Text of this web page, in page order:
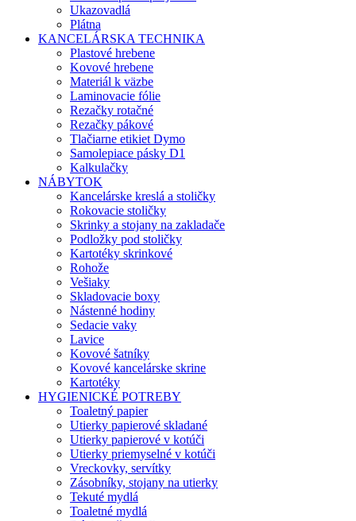
Ukazovadlá
Plátna
KANCELÁRSKA TECHNIKA
Plastové hrebene
Kovové hrebene
Materiál k väzbe
Laminovacie fólie
Rezačky rotačné
Rezačky pákové
Tlačiarne etikiet Dymo
Samolepiace pásky D1
Kalkulačky
NÁBYTOK
Kancelárske kreslá a stoličky
Rokovacie stoličky
Skrinky a stojany na zakladače
Podložky pod stoličky
Kartotéky skrinkové
Rohože
Vešiaky
Skladovacie boxy
Nástenné hodiny
Sedacie vaky
Lavice
Kovové šatníky
Kovové kancelárske skrine
Kartotéky
HYGIENICKÉ POTREBY
Toaletný papier
Utierky papierové skladané
Utierky papierové v kotúči
Utierky priemyselné v kotúči
Vreckovky, servítky
Zásobníky, stojany na utierky
Tekuté mydlá
Toaletné mydlá